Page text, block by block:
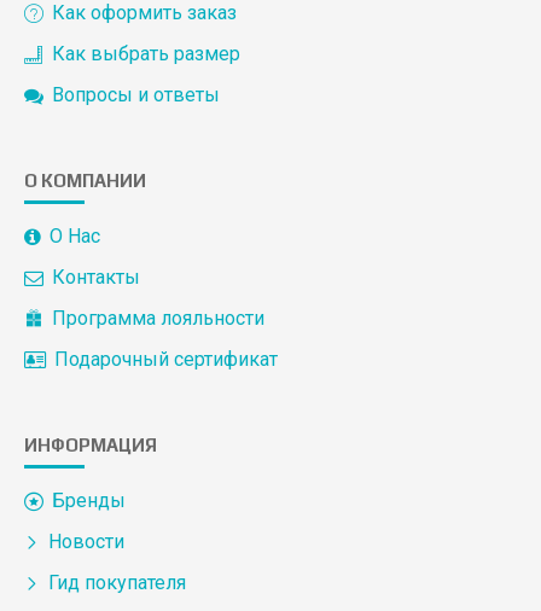
Как оформить заказ
Как выбрать размер
Вопросы и ответы
О КОМПАНИИ
О Нас
Контакты
Программа лояльности
Подарочный сертификат
ИНФОРМАЦИЯ
Бренды
Новости
Гид покупателя